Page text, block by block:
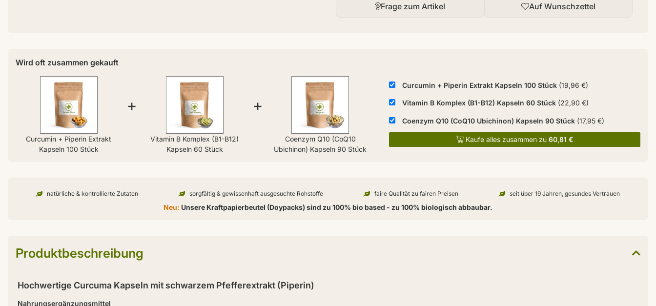
Frage zum Artikel Auf Wunschzettel
Wird oft zusammen gekauft
Curcumin + Piperin Extrakt
Kapseln 100 Stück
+
Vitamin B Komplex (B1-B12)
Kapseln 60 Stück
+
Coenzym Q10 (CoQ10
Ubichinon) Kapseln 90 Stück
Curcumin + Piperin Extrakt Kapseln 100 Stück (19,96 €)
Vitamin B Komplex (B1-B12) Kapseln 60 Stück (22,90 €)
Coenzym Q10 (CoQ10 Ubichinon) Kapseln 90 Stück (17,95 €)
Kaufe alles zusammen zu60,81 €
natürliche & kontrollierte Zutaten sorgfältig & gewissenhaft ausgesuchte Rohstoffe faire Qualität zu fairen Preisen seit über 19 Jahren, gesundes Vertrauen
Neu: Unsere Kraftpapierbeutel (Doypacks) sind zu 100% bio based - zu 100% biologisch abbaubar.
Produktbeschreibung
Hochwertige Curcuma Kapseln mit schwarzem Pfefferextrakt (Piperin)
Nahrungsergänzungsmittel